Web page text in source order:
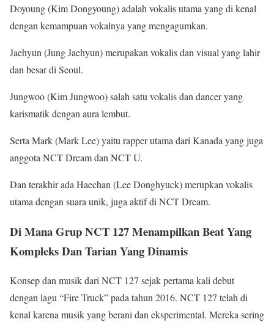
Doyoung (Kim Dongyoung) adalah vokalis utama yang di kenal
dengan kemampuan vokalnya yang mengagumkan.
Jaehyun (Jung Jaehyun) merupakan vokalis dan visual yang lahir
dan besar di Seoul.
Jungwoo (Kim Jungwoo) salah satu vokalis dan dancer yang
karismatik dengan aura lembut.
Serta Mark (Mark Lee) yaitu rapper utama dari Kanada yang juga
anggota NCT Dream dan NCT U.
Dan terakhir ada Haechan (Lee Donghyuck) merupkan vokalis
utama dengan suara unik, juga aktif di NCT Dream.
Di Mana Grup NCT 127 Menampilkan Beat Yang
Kompleks Dan Tarian Yang Dinamis
Konsep dan musik dari NCT 127 sejak pertama kali debut
dengan lagu “Fire Truck” pada tahun 2016. NCT 127 telah di
kenal karena musik yang berani dan eksperimental. Mereka sering